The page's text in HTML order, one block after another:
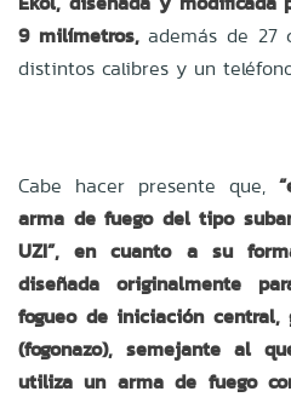
9 milímetros,además de 27
distintos calibres y un
Cabe hacer presente que,
arma de fuego del tipo
UZI”, en cuanto a su
diseñada originalmente
fogueo de iniciación
(fogonazo), semejante al
utiliza un arma de fuego